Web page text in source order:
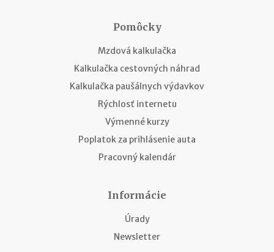
Pomôcky
Mzdová kalkulačka
Kalkulačka cestovných náhrad
Kalkulačka paušálnych výdavkov
Rýchlosť internetu
Výmenné kurzy
Poplatok za prihlásenie auta
Pracovný kalendár
Informácie
Úrady
Newsletter